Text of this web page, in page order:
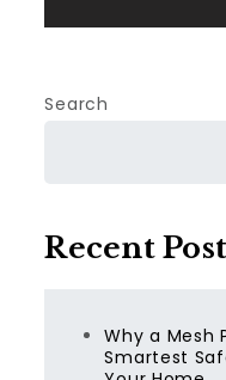
Search
Recent
Why a Mesh
Smartest